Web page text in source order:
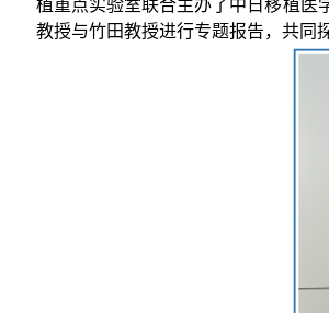
植重点实验室联合主办了中日移植医
教授与竹田教授进行专题报告，共同